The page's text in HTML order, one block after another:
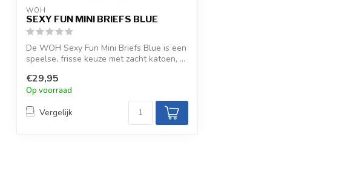
WOH
SEXY FUN MINI BRIEFS BLUE
De WOH Sexy Fun Mini Briefs Blue is een
speelse, frisse keuze met zacht katoen, ...
€29,95
Op voorraad
Vergelijk